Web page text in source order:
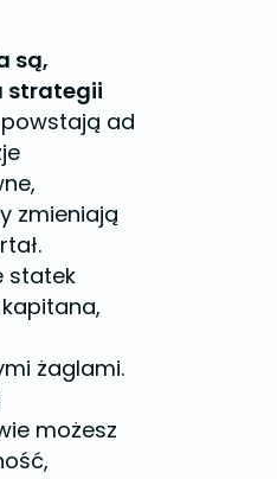
są,
strategii
ad
zmieniają
statek
żaglami.
możesz